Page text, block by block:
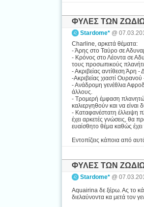
ΦΥΛΕΣ ΤΩΝ
Stardome* @
Charline, αρκετά θέματα:
- Άρης στο Ταύρο σε
- Κρόνος στο Λέοντα σε
τους προσωπικούς
- Ακριβείας αντίθεση Άρη
-Ακριβείας χιαστί
- Ανάδρομη γενέθλια
άλλους.
- Τρομερή έμφαση
καλιεργηθούν και να είναι
- Καταφανέστατη έλλειψη
έχει αρκετές γνώσεις, θα
ευαίσθητο θέμα καθώς έχει
Εντοπίζεις κάποια από
ΦΥΛΕΣ ΤΩΝ
Stardome* @
Aquairina δε ξέρω. Ας το
διελαύνοντα κα μετά τον